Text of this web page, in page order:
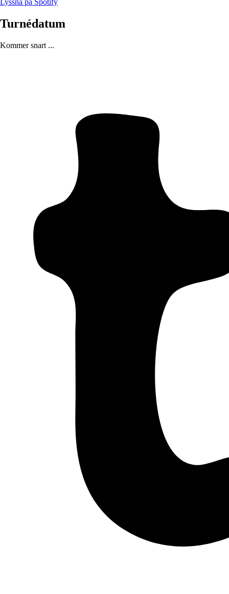
Lyssna på Spotify
Turnédatum
Kommer snart ...